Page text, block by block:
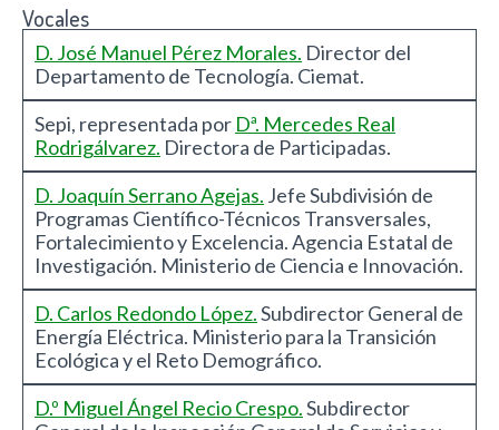
Vocales
D. José Manuel Pérez Morales. Director del
Departamento de Tecnología. Ciemat.
Sepi, representada por Dª. Mercedes Real
Rodrigálvarez. Directora de Participadas.
D. Joaquín Serrano Agejas. Jefe Subdivisión de
Programas Científico-Técnicos Transversales,
Fortalecimiento y Excelencia. Agencia Estatal de
Investigación. Ministerio de Ciencia e Innovación.
D. Carlos Redondo López.Subdirector General de
Energía Eléctrica. Ministerio para la Transición
Ecológica y el Reto Demográfico.
D.º Miguel Ángel Recio Crespo.Subdirector